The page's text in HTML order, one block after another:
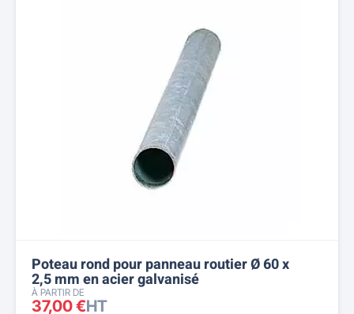
Poteau rond pour panneau routier Ø 60 x
2,5 mm en acier galvanisé
À PARTIR DE
37,00 €HT